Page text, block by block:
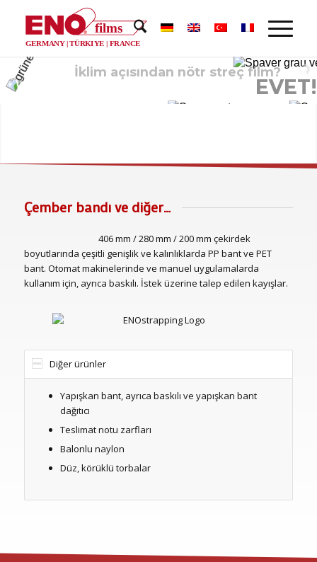
films
®
GERMANY | TÜRKIYE | FRANCE
İklim açısından nötr streç film?
EVET!
Çember bandı ve diğer…
406 mm / 280 mm / 200 mm çekirdek
boyutlarında çeşitli genişlik ve kalınlıklarda PP bant ve PET
bant. Otomat makinelerinde ve manuel uygulamalarda
kullanım için, ayrıca baskılı. İstek üzerine talep edilen kayışlar.
Diğer ürünler
Yapışkan bant, ayrıca baskılı ve yapışkan bant
dağıtıcı
Teslimat notu zarfları
Balonlu naylon
Düz, körüklü torbalar